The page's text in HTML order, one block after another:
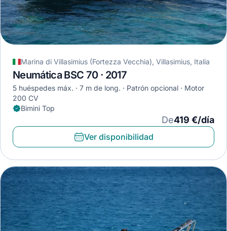
Marina di Villasimius (Fortezza Vecchia), Villasimius, Italia
Neumática BSC 70 · 2017
5 huéspedes máx. 7 m de long. Patrón opcional
Motor
200 CV
Bimini Top
De419 €/día
Ver disponibilidad